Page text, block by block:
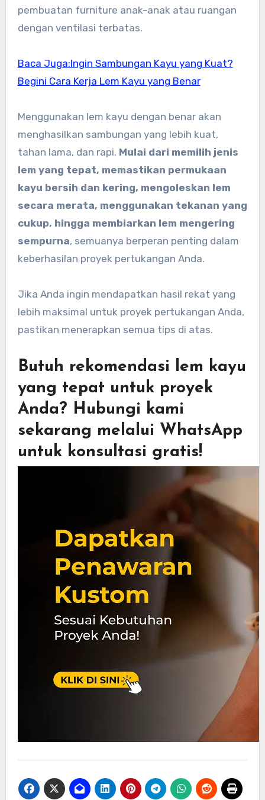
pembuatan furniture anak-anak atau ruangan
dengan ventilasi terbatas.
Baca Juga:Ingin Sambungan Kayu yang Kuat?
Begini Cara Kerja Lem Kayu yang Benar
Menggunakan lem kayu dengan benar akan
menghasilkan sambungan yang lebih kuat,
tahan lama, dan rapi. Mulai dari memilih jenis
lem yang tepat, memastikan permukaan
kayu bersih dan kering, mengoleskan lem
secara merata, menggunakan tekanan yang
cukup, hingga membiarkan lem mengering
sempurna, semuanya berperan penting dalam
keberhasilan proyek pertukangan Anda.
Jika Anda ingin mendapatkan hasil rekat yang
lebih maksimal untuk proyek pertukangan Anda,
pastikan menerapkan semua tips di atas.
Butuh rekomendasi lem kayu
yang tepat untuk proyek
Anda? Hubungi kami
sekarang melalui WhatsApp
untuk konsultasi gratis!